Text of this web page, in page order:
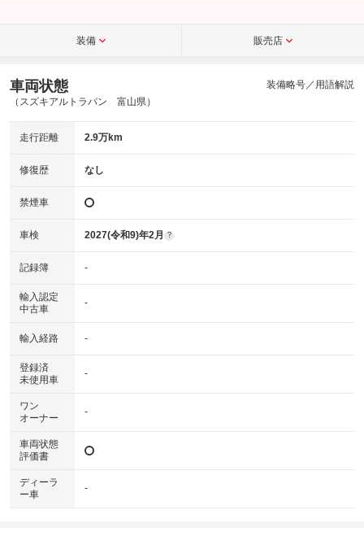
装備 販売店
車両状態
（スズキアルトラパン 富山県）
装備略号／用語解説
走行距離 2.9万km
修復歴 なし
禁煙車
車検 2027(令和9)年2月 ?
記録簿 -
輸入認定
中古車
-
輸入経路 -
登録済
未使用車
-
ワン
オーナー
-
車両状態
評価書
ディーラ
ー車
-